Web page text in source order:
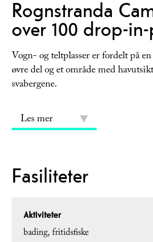
Rognstranda
over 100 drop-
Vogn- og teltplasser er fordelt på
øvre del og et område med
svabergene.
Les mer
Fasiliteter
Aktiviteter
bading fritidsfiske